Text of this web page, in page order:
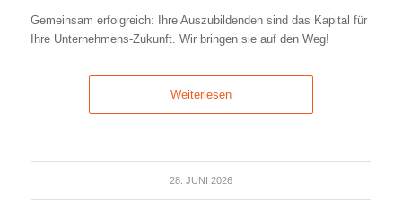
Gemeinsam erfolgreich: Ihre Auszubildenden sind das Kapital für
Ihre Unternehmens-Zukunft. Wir bringen sie auf den Weg!
Weiterlesen
28. JUNI 2026